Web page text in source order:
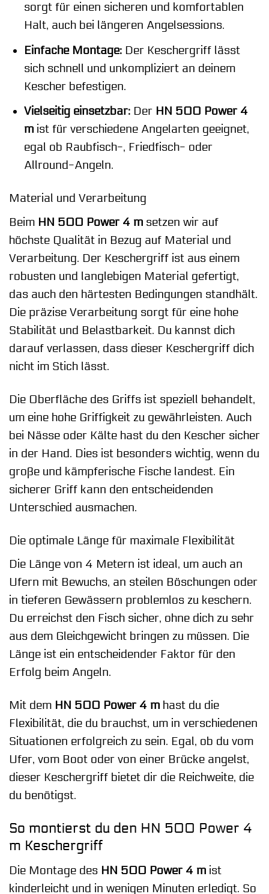
sorgt für einen sicheren und komfortablen
Halt, auch bei längeren Angelsessions.
Einfache Montage:Der Keschergriff lässt
sich schnell und unkompliziert an deinem
Kescher befestigen.
Vielseitig einsetzbar:Der HN 500 Power 4
mist für verschiedene Angelarten geeignet,
egal ob Raubfisch-, Friedfisch- oder
Allround-Angeln.
Material und Verarbeitung
Beim HN 500 Power 4 m setzen wir auf
höchste Qualität in Bezug auf Material und
Verarbeitung. Der Keschergriff ist aus einem
robusten und langlebigen Material gefertigt,
das auch den härtesten Bedingungen standhält.
Die präzise Verarbeitung sorgt für eine hohe
Stabilität und Belastbarkeit. Du kannst dich
darauf verlassen, dass dieser Keschergriff dich
nicht im Stich lässt.
Die Oberfläche des Griffs ist speziell behandelt,
um eine hohe Griffigkeit zu gewährleisten. Auch
bei Nässe oder Kälte hast du den Kescher sicher
in der Hand. Dies ist besonders wichtig, wenn du
große und kämpferische Fische landest. Ein
sicherer Griff kann den entscheidenden
Unterschied ausmachen.
Die optimale Länge für maximale Flexibilität
Die Länge von 4 Metern ist ideal, um auch an
Ufern mit Bewuchs, an steilen Böschungen oder
in tieferen Gewässern problemlos zu keschern.
Du erreichst den Fisch sicher, ohne dich zu sehr
aus dem Gleichgewicht bringen zu müssen. Die
Länge ist ein entscheidender Faktor für den
Erfolg beim Angeln.
Mit dem HN 500 Power 4 m hast du die
Flexibilität, die du brauchst, um in verschiedenen
Situationen erfolgreich zu sein. Egal, ob du vom
Ufer, vom Boot oder von einer Brücke angelst,
dieser Keschergriff bietet dir die Reichweite, die
du benötigst.
So montierst du den HN 500 Power 4
m Keschergriff
Die Montage des HN 500 Power 4 m ist
kinderleicht und in wenigen Minuten erledigt. So